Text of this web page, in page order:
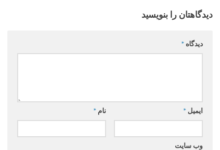
دیدگاهتان را بنویسید
دیدگاه *
نام * ایمیل *
وب‌ سایت